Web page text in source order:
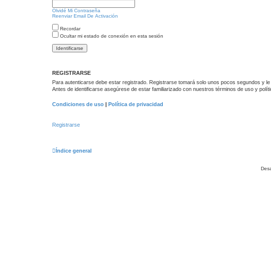
Olvidé Mi Contraseña
Reenviar Email De Activación
Recordar
Ocultar mi estado de conexión en esta sesión
REGISTRARSE
Para autenticarse debe estar registrado. Registrarse tomará solo unos pocos segundos y
Antes de identificarse asegúrese de estar familiarizado con nuestros términos de uso y
Condiciones de uso | Política de privacidad
Registrarse
Índice general